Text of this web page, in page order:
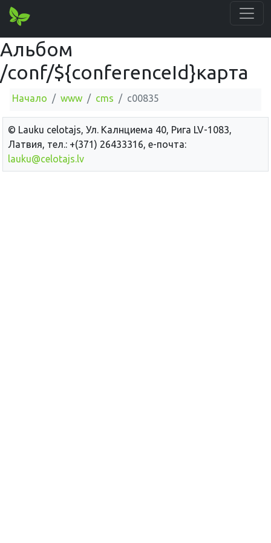
Альбом
/conf/${conferenceId}карта
Начало www cms c00835
© Lauku сelotajs, Ул. Калнциема 40, Рига LV-1083,
Латвия, тел.: +(371) 26433316, е-почта:
lauku@celotajs.lv